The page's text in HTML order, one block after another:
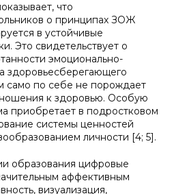
что
о принципах ЗОЖ
в устойчивые
Это свидетельствует о
эмоционально-
здоровьесберегающего
само по себе не порождает
к здоровью. Особую
приобретает в подростковом
системы ценностей
личности [4; 5].
образования цифровые
аффективным
визуализация,